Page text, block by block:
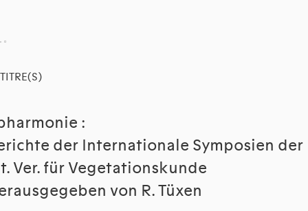
TITRE(S)
:
der Internationale Symposien der
Ver. für Vegetationskunde
von R. Tüxen